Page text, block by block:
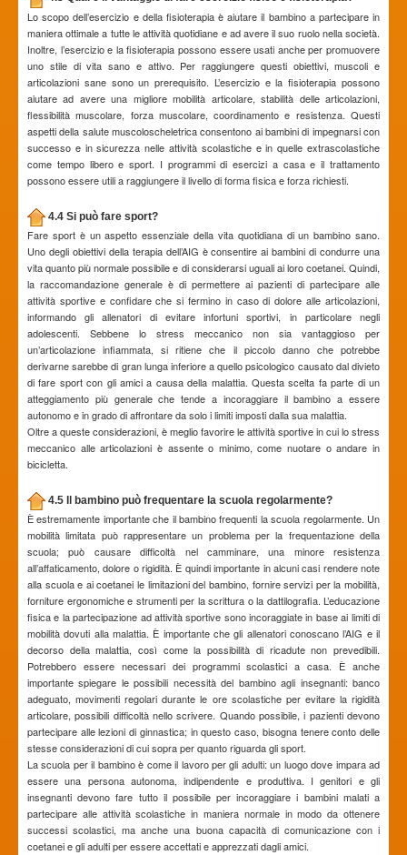
Lo scopo dell’esercizio e della fisioterapia è aiutare il bambino a partecipare in
maniera ottimale a tutte le attività quotidiane e ad avere il suo ruolo nella società.
Inoltre, l’esercizio e la fisioterapia possono essere usati anche per promuovere
uno stile di vita sano e attivo. Per raggiungere questi obiettivi, muscoli e
articolazioni sane sono un prerequisito. L’esercizio e la fisioterapia possono
aiutare ad avere una migliore mobilità articolare, stabilità delle articolazioni,
flessibilità muscolare, forza muscolare, coordinamento e resistenza. Questi
aspetti della salute muscoloscheletrica consentono ai bambini di impegnarsi con
successo e in sicurezza nelle attività scolastiche e in quelle extrascolastiche
come tempo libero e sport. I programmi di esercizi a casa e il trattamento
possono essere utili a raggiungere il livello di forma fisica e forza richiesti.
4.4 Si può fare sport?
Fare sport è un aspetto essenziale della vita quotidiana di un bambino sano.
Uno degli obiettivi della terapia dell’AIG è consentire ai bambini di condurre una
vita quanto più normale possibile e di considerarsi uguali ai loro coetanei. Quindi,
la raccomandazione generale è di permettere ai pazienti di partecipare alle
attività sportive e confidare che si fermino in caso di dolore alle articolazioni,
informando gli allenatori di evitare infortuni sportivi, in particolare negli
adolescenti. Sebbene lo stress meccanico non sia vantaggioso per
un’articolazione infiammata, si ritiene che il piccolo danno che potrebbe
derivarne sarebbe di gran lunga inferiore a quello psicologico causato dal divieto
di fare sport con gli amici a causa della malattia. Questa scelta fa parte di un
atteggiamento più generale che tende a incoraggiare il bambino a essere
autonomo e in grado di affrontare da solo i limiti imposti dalla sua malattia.
Oltre a queste considerazioni, è meglio favorire le attività sportive in cui lo stress
meccanico alle articolazioni è assente o minimo, come nuotare o andare in
bicicletta.
4.5 Il bambino può frequentare la scuola regolarmente?
È estremamente importante che il bambino frequenti la scuola regolarmente. Un
mobilità limitata può rappresentare un problema per la frequentazione della
scuola; può causare difficoltà nel camminare, una minore resistenza
all’affaticamento, dolore o rigidità. È quindi importante in alcuni casi rendere note
alla scuola e ai coetanei le limitazioni del bambino, fornire servizi per la mobilità,
forniture ergonomiche e strumenti per la scrittura o la dattilografia. L’educazione
fisica e la partecipazione ad attività sportive sono incoraggiate in base ai limiti di
mobilità dovuti alla malattia. È importante che gli allenatori conoscano l’AIG e il
decorso della malattia, così come la possibilità di ricadute non prevedibili.
Potrebbero essere necessari dei programmi scolastici a casa. È anche
importante spiegare le possibili necessità del bambino agli insegnanti: banco
adeguato, movimenti regolari durante le ore scolastiche per evitare la rigidità
articolare, possibili difficoltà nello scrivere. Quando possibile, i pazienti devono
partecipare alle lezioni di ginnastica; in questo caso, bisogna tenere conto delle
stesse considerazioni di cui sopra per quanto riguarda gli sport.
La scuola per il bambino è come il lavoro per gli adulti: un luogo dove impara ad
essere una persona autonoma, indipendente e produttiva. I genitori e gli
insegnanti devono fare tutto il possibile per incoraggiare i bambini malati a
partecipare alle attività scolastiche in maniera normale in modo da ottenere
successi scolastici, ma anche una buona capacità di comunicazione con i
coetanei e gli adulti per essere accettati e apprezzati dagli amici.